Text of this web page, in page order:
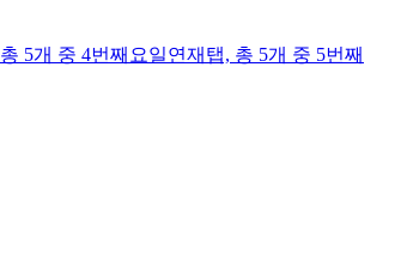
총 5개 중 4번째 요일연재 탭, 총 5개 중 5번째